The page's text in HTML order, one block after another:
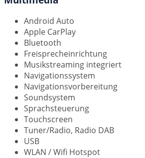
Android Auto
Apple CarPlay
Bluetooth
Freisprecheinrichtung
Musikstreaming integriert
Navigationssystem
Navigationsvorbereitung
Soundsystem
Sprachsteuerung
Touchscreen
Tuner/Radio, Radio DAB
USB
WLAN / Wifi Hotspot